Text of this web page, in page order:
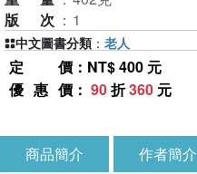
版次 ： 1
定價 ：NT$ 400 元
優惠價 ： 90折360 元
中文圖書分類 ： 老人
商品簡介 作者簡介